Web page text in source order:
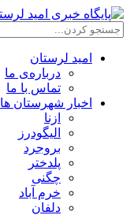
امید لرستان
درباره‌ی ما
تماس با ما
اخبار شهرستان ها
ازنا
الیگودرز
بروجرد
پلدختر
چگنی
خرم آباد
دلفان